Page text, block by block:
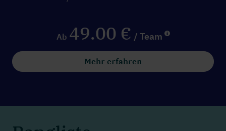
Ab 49.00 € / Team
Mehr erfahren